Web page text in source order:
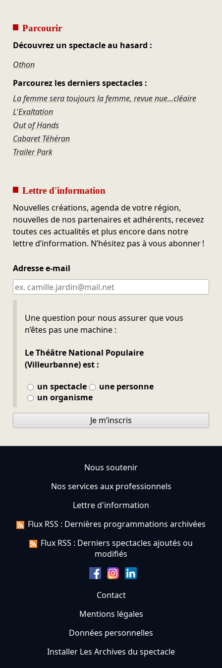
Parcourir
Découvrez un spectacle au hasard :
Othon
Parcourez les derniers spectacles :
La femme sera toujours la femme, revue nue...cléaire
L'Exaltation
Out of Hands
Cabaret Téhéran
Trailer Park
Lettre d'information
Nouvelles créations, agenda de votre région,
nouvelles de nos partenaires et adhérents, recevez
toutes ces actualités et plus encore dans notre
lettre d’information. N’hésitez pas à vous abonner !
Adresse e-mail
Une question pour nous assurer que vous
n’êtes pas une machine :
Le Théâtre National Populaire
(Villeurbanne) est :
un spectacle
une personne
un organisme
Ne pas remplir
Je m’inscris
Nous soutenir
Nos services aux professionnels
Lettre d'information
Flux RSS : Dernières programmations archivées
Flux RSS : Derniers spectacles ajoutés ou
modifiés
Contact
Mentions légales
Données personnelles
Installer Les Archives du spectacle